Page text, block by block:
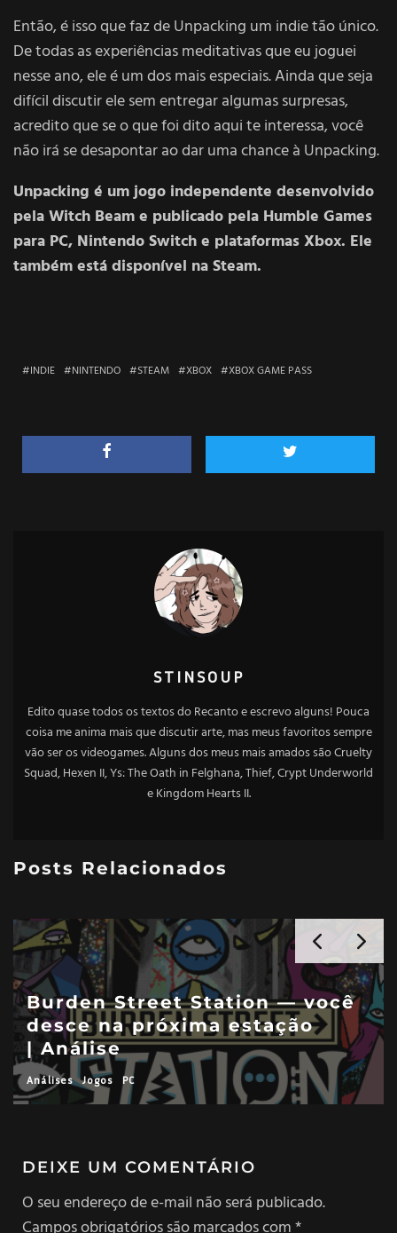
Então, é isso que faz de Unpacking um indie tão único.
De todas as experiências meditativas que eu joguei
nesse ano, ele é um dos mais especiais. Ainda que seja
difícil discutir ele sem entregar algumas surpresas,
acredito que se o que foi dito aqui te interessa, você
não irá se desapontar ao dar uma chance à Unpacking.
Unpacking é um jogo independente desenvolvido
pela Witch Beam e publicado pela Humble Games
para PC, Nintendo Switch e plataformas Xbox. Ele
também está disponível naSteam.
INDIE NINTENDO STEAM XBOX XBOX GAME PASS
STINSOUP
Edito quase todos os textos do Recanto e escrevo alguns! Pouca
coisa me anima mais que discutir arte, mas meus favoritos sempre
vão ser os videogames. Alguns dos meus mais amados são Cruelty
Squad, Hexen II, Ys: The Oath in Felghana, Thief, Crypt Underworld
e Kingdom Hearts II.
Posts Relacionados
Burden Street Station — você
desce na próxima estação
| Análise
Análises Jogos PC
DEIXE UM COMENTÁRIO
O seu endereço de e-mail não será publicado.
Campos obrigatórios são marcados com*